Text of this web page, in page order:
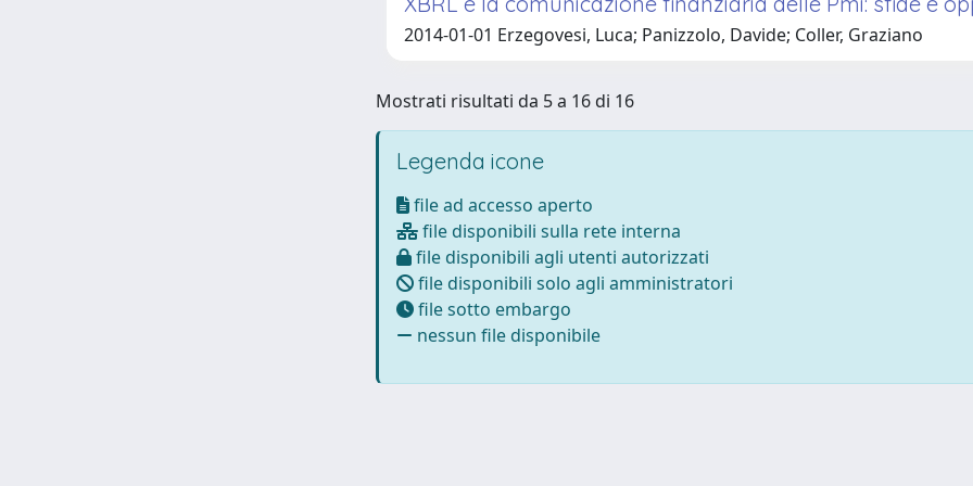
2014-01-01 Erzegovesi, Luca; Panizzolo, Davide; Coller, Graziano
Mostrati risultati da 5 a 16 di 16
Legenda icone
file ad accesso aperto
file disponibili sulla rete interna
file disponibili agli utenti autorizzati
file disponibili solo agli amministratori
file sotto embargo
nessun file disponibile